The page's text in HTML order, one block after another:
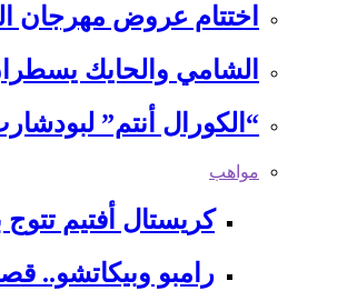
اختتام عروض مهرجان
الشامي والحايك
“الكورال أنتم”
مواهب
كريستال أفتيم تتوج
رامبو وبيكاتشو..